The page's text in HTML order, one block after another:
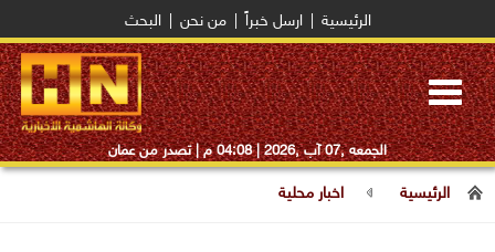
الرئيسية ارسل خبراً من نحن البحث
Toggle
navigation
الجمعه ,07 آب ,2026 | 04:08 م | تصدر من عمان
الرئيسية اخبار محلية